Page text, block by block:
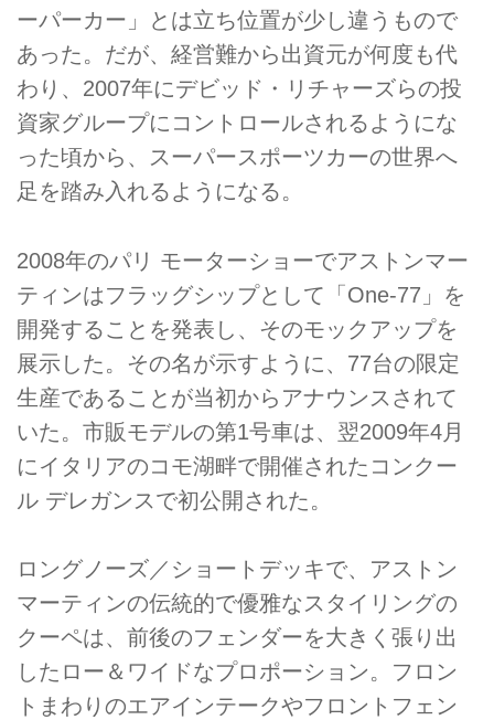
ーパーカー」とは立ち位置が少し違うもので
あった。だが、経営難から出資元が何度も代
わり、2007年にデビッド・リチャーズらの投
資家グループにコントロールされるようにな
った頃から、スーパースポーツカーの世界へ
足を踏み入れるようになる。
2008年のパリ モーターショーでアストンマー
ティンはフラッグシップとして「One-77」を
開発することを発表し、そのモックアップを
展示した。その名が示すように、77台の限定
生産であることが当初からアナウンスされて
いた。市販モデルの第1号車は、翌2009年4月
にイタリアのコモ湖畔で開催されたコンクー
ル デレガンスで初公開された。
ロングノーズ／ショートデッキで、アストン
マーティンの伝統的で優雅なスタイリングの
クーペは、前後のフェンダーを大きく張り出
したロー＆ワイドなプロポーション。フロン
トまわりのエアインテークやフロントフェン